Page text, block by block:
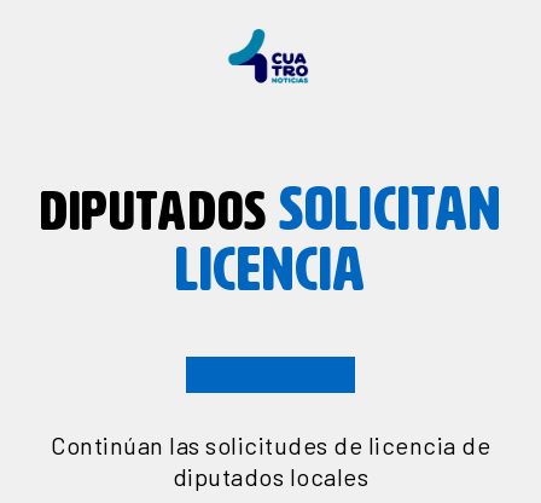
DIPUTADOSSOLICITAN
LICENCIA
Continúan las solicitudes de licencia de
diputados locales